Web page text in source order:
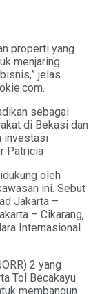
properti yang
menjaring
jelas
sebagai
di Bekasi dan
investasi
Patricia
oleh
ini. Sebut
Jakarta –
– Cikarang,
Internasional
2 yang
Tol Becakayu
membangun